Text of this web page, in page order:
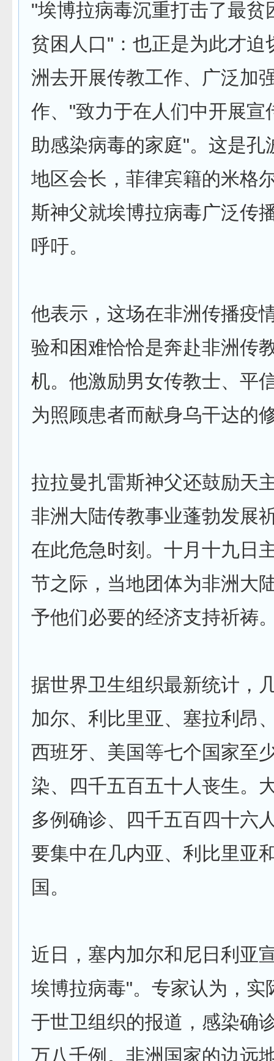
"埃博拉病毒沉重打击了最贫
贫困人口"：也正是为此才迫
洲去开展传教工作、广泛加
作、"致力于在人们中开展宣
助感染病毒的家庭"。这是孔
地区会长，菲律宾籍的米格
斯神父就埃博拉病毒广泛传
呼吁。
他表示，这场在非洲传播疫
验和困难恰恰是奔赴非洲传
机。他激励男女传教士、平
为照顾患者而献身乌干达的
拉拉曼扎雷斯神父还鼓励天
非洲大陆传教事业蓬勃发展
在此危急时刻。十月十九日
节之际，当地团体为非洲大
予他们必要的经济支持祈祷
据世界卫生组织最新统计，
加尔、利比里亚、塞拉利昂
西班牙、美国等七个国家至
染、四千五百五十人丧生。
多例确诊、四千五百四十六
要集中在几内亚、利比里亚
国。
近日，塞内加尔和尼日利亚
埃博拉病毒"。专家认为，实
于世卫组织的报道，感染确
万八千例。非洲国家的边远